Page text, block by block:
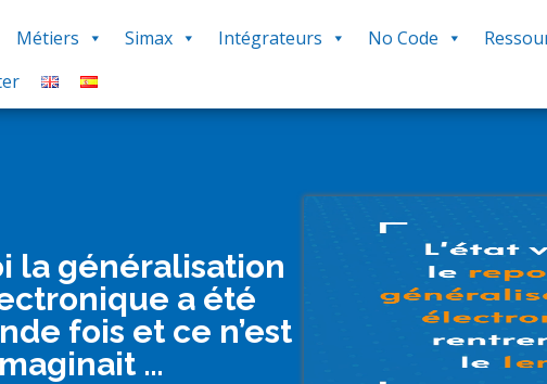
Métiers Simax Intégrateurs No Code
la généralisation
a été
fois et ce n’est
…